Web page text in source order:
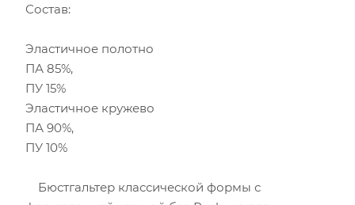
Состав:
Эластичное полотно
ПА 85%,
ПУ 15%
Эластичное кружево
ПА 90%,
ПУ 10%
Бюстгальтер классической формы с